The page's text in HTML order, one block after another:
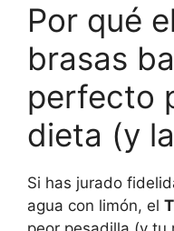
Por qué
brasas
perfecto
dieta (y
Si has jurado
agua con limón, el